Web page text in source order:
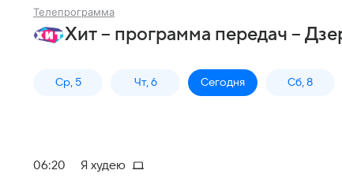
Телепрограмма
Хит – программа передач –
Ср, 5 Чт, 6 Сегодня Сб, 8
06:20 Я худею